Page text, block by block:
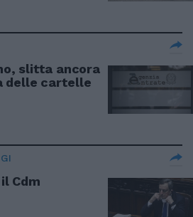
slitta ancora
delle cartelle
Cdm